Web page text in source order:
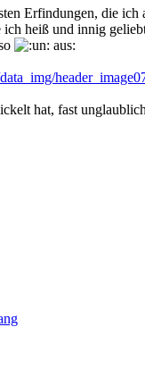
Erfindungen, die
ich heiß und innig
aus:
hat, fast unglaublich